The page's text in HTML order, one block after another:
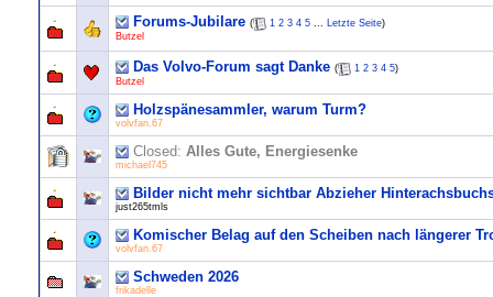
Forums-Jubilare ( 1 2 3 4 5 ... Letzte Seite)
Butzel
Das Volvo-Forum sagt Danke ( 1 2 3 4 5)
Butzel
Holzspänesammler, warum Turm?
volvfan.67
Closed: Alles Gute, Energiesenke
michael745
Bilder nicht mehr sichtbar Abzieher
just265tmls
Komischer Belag auf den Scheiben nach längerer
volvfan.67
Schweden 2026
frikadelle